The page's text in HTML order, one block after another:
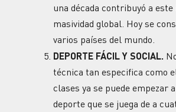
una década contribuyó a
masividad global. Hoy se
varios países del mundo.
DEPORTE FÁCIL Y SOCIAL.
técnica tan especifica como
clases ya se puede empezar
deporte que se juega de a